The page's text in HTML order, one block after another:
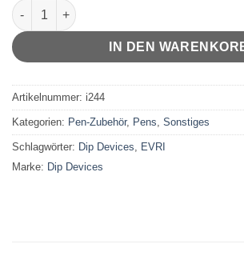
EVRI Attachment Menge
IN DEN
Artikelnummer: i244
Kategorien: Pen-Zubehör, Pens, Sonstiges
Schlagwörter: Dip Devices, EVRI
Marke: Dip Devices